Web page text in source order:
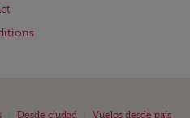
Desde ciudad Vuelos desde país